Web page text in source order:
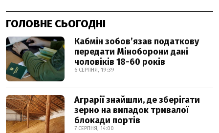
ГОЛОВНЕ СЬОГОДНІ
Кабмін зобовʼязав податкову
передати Міноборони дані
чоловіків 18-60 років
6 СЕРПНЯ, 19:39
Аграрії знайшли, де зберігати
зерно на випадок тривалої
блокади портів
7 СЕРПНЯ, 14:00